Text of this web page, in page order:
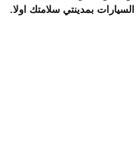
بمدينتي سلامتك اولا.